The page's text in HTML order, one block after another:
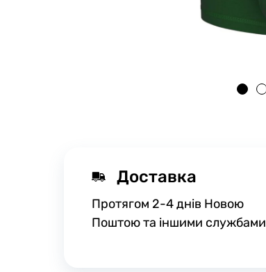
Доставка
Протягом 2-4 днів Новою
Поштою та іншими службами